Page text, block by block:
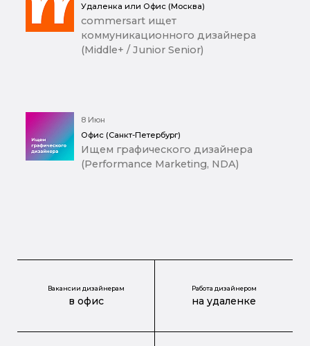
Удаленка или Офис (Москва)
commersart ищет
коммуникационного дизайнера
(Middle+ / Junior Senior)
8 Июн
Офис (Санкт-Петербург)
Ищем графического дизайнера
(Performance Marketing, NDA)
Вакансии дизайнерам
в офис
Работа дизайнером
на удаленке